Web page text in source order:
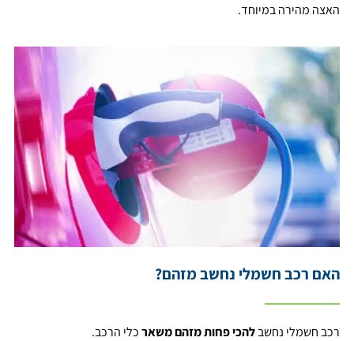
האצה מהירה במיוחד.
האם רכב חשמלי נחשב מזהם?
רכב חשמלי נחשבלהכי פחות מזהם משארכלי הרכב.